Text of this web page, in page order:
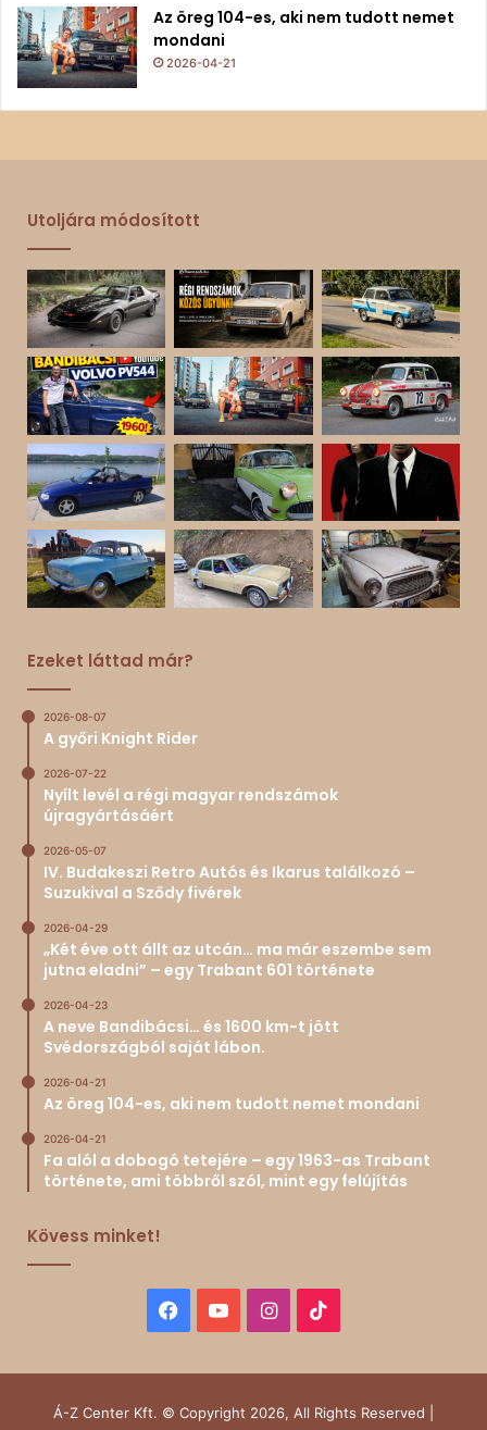
Az öreg 104-es, aki nem tudott nemet
mondani
2026-04-21
Utoljára módosított
Ezeket láttad már?
2026-08-07
A győri Knight Rider
2026-07-22
Nyílt levél a régi magyar rendszámok
újragyártásáért
2026-05-07
IV. Budakeszi Retro Autós és Ikarus találkozó –
Suzukival a Sződy fivérek
2026-04-29
„Két éve ott állt az utcán… ma már eszembe sem
jutna eladni” – egy Trabant 601 története
2026-04-23
A neve Bandibácsi… és 1600 km-t jött
Svédországból saját lábon.
2026-04-21
Az öreg 104-es, aki nem tudott nemet mondani
2026-04-21
Fa alól a dobogó tetejére – egy 1963-as Trabant
története, ami többről szól, mint egy felújítás
Kövess minket!
Facebook
YouTubeInstagram
Á-Z Center Kft. © Copyright 2026, All Rights Reserved |